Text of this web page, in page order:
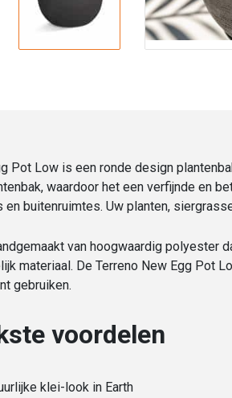
Pot Low is een ronde design
waardoor het een verfijnde en
buitenruimtes. Uw planten,
van hoogwaardig
materiaal. De Terreno New Egg Pot
gebruiken.
voordelen
klei-look in Earth